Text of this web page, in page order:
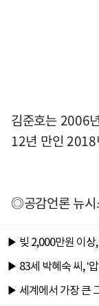
김준호는 2006
12년 만인 2018
◎공감언론 뉴